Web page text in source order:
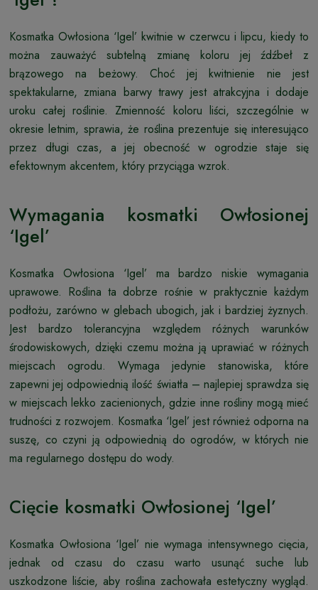
Kosmatka Owłosiona ‘Igel’ kwitnie w czerwcu i lipcu, kiedy to
można zauważyć subtelną zmianę koloru jej źdźbeł z
brązowego na beżowy. Choć jej kwitnienie nie jest
spektakularne, zmiana barwy trawy jest atrakcyjna i dodaje
uroku całej roślinie. Zmienność koloru liści, szczególnie w
okresie letnim, sprawia, że roślina prezentuje się interesująco
przez długi czas, a jej obecność w ogrodzie staje się
efektownym akcentem, który przyciąga wzrok.
Wymagania kosmatki Owłosionej
‘Igel’
Kosmatka Owłosiona ‘Igel’ ma bardzo niskie wymagania
uprawowe. Roślina ta dobrze rośnie w praktycznie każdym
podłożu, zarówno w glebach ubogich, jak i bardziej żyznych.
Jest bardzo tolerancyjna względem różnych warunków
środowiskowych, dzięki czemu można ją uprawiać w różnych
miejscach ogrodu. Wymaga jedynie stanowiska, które
zapewni jej odpowiednią ilość światła – najlepiej sprawdza się
w miejscach lekko zacienionych, gdzie inne rośliny mogą mieć
trudności z rozwojem. Kosmatka ‘Igel’ jest również odporna na
suszę, co czyni ją odpowiednią do ogrodów, w których nie
ma regularnego dostępu do wody.
Cięcie kosmatki Owłosionej ‘Igel’
Kosmatka Owłosiona ‘Igel’ nie wymaga intensywnego cięcia,
jednak od czasu do czasu warto usunąć suche lub
uszkodzone liście, aby roślina zachowała estetyczny wygląd.